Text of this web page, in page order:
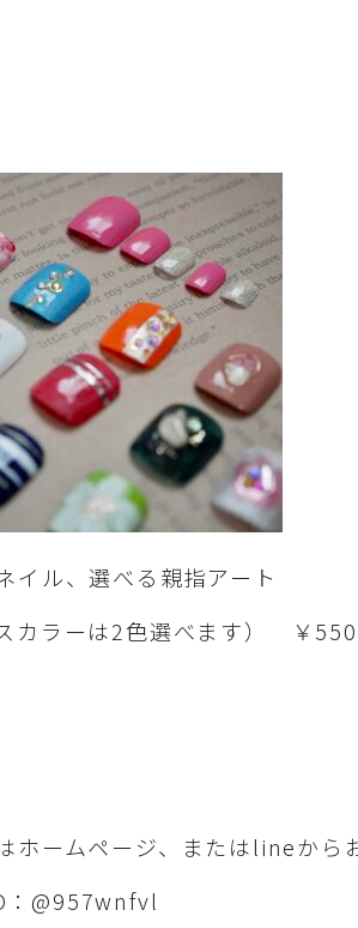
イル、選べる親指アート
スカラーは2色選べます） ￥
ホームページ、またはlineか
：@957wnfvl